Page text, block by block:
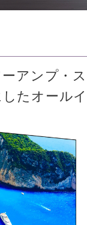
アンプ・
たオール